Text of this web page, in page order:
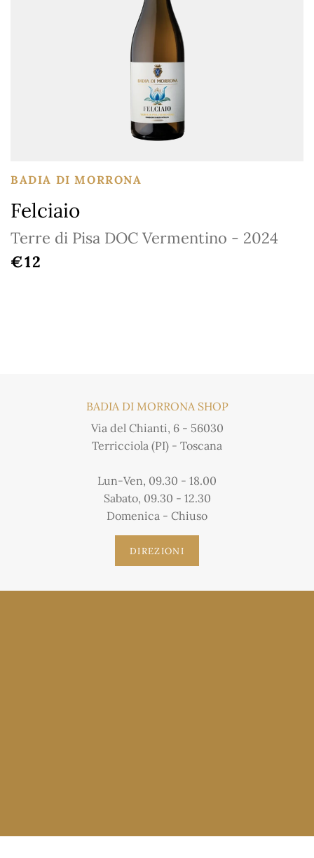
BADIA DI MORRONA
Felciaio
Terre di Pisa DOC Vermentino - 2024
PREZZO DI LISTINO
€12
BADIA DI MORRONA SHOP
Via del Chianti, 6 - 56030
Terricciola (PI) - Toscana
Lun-Ven, 09.30 - 18.00
Sabato, 09.30 - 12.30
Domenica - Chiuso
DIREZIONI